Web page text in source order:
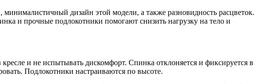
дизайн этой модели, а также разновидность расцветок.
и прочные подлокотники помогают снизить нагрузку на тело и
и не испытывать дискомфорт. Спинка отклоняется и фиксируется в
Подлокотники настраиваются по высоте.